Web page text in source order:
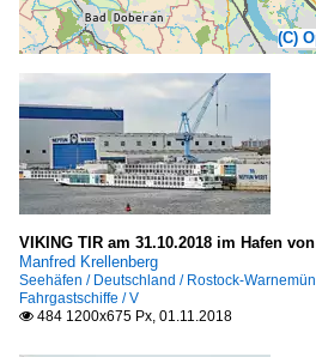
(C)
VIKING TIR am 31.10.2018 im Hafen
Manfred Krellenberg
Seehäfen / Deutschland / Rostock-
Fahrgastschiffe / V
 484 1200x675 Px, 01.11.2018